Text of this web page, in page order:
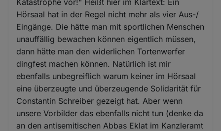
Hörsaal hat in der Regel nicht mehr als vier Aus-/
Eingänge. Die hätte man mit sportlichen Menschen
unauffällig bewachen können eigentlich müssen,
dann hätte man den widerlichen Tortenwerfer
dingfest machen können. Natürlich ist mir
ebenfalls unbegreiflich warum keiner im Hörsaal
eine überzeugte und überzeugende Solidarität für
Constantin Schreiber gezeigt hat. Aber wenn
unsere Vorbilder das ebenfalls nicht tun (denke da
an den antisemitischen Abbas Eklat im Kanzleramt